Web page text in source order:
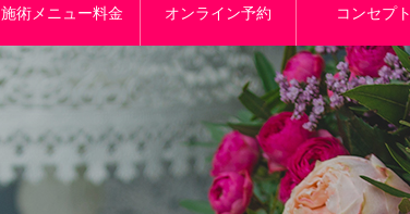
施術メニュー料金 オンライン予約 コンセプト